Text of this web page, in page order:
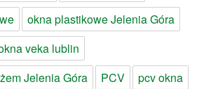
okna plastikowe Jelenia Góra
veka lublin
Jelenia Góra
PCV
pcv okna